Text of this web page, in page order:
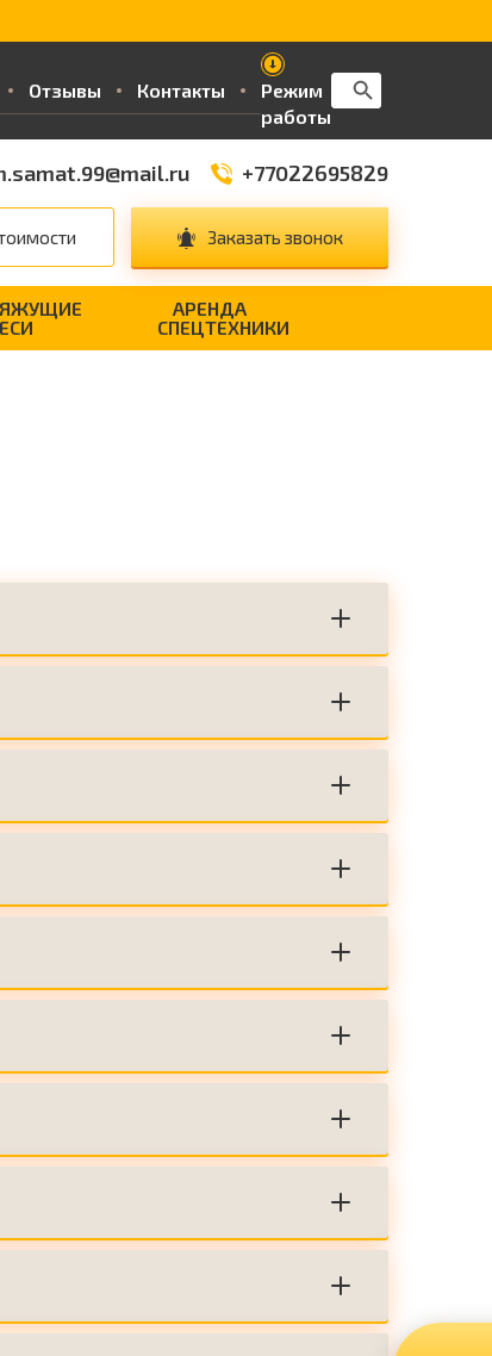
Отзывы Контакты
Режим
работы
Search
for:
Search Button
+77022695829
Заказать звонок
АРЕНДА
СПЕЦТЕХНИКИ